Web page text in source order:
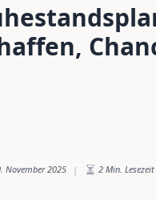
November 2025 | 2 Min. Lesezeit